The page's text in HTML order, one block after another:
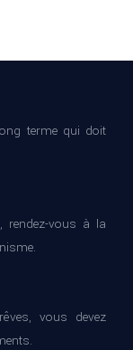
terme qui doit
rendez-vous à la
vous devez